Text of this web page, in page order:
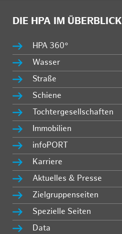
DIE HPA IM ÜBERBLICK
HPA 360°
Wasser
Straße
Schiene
Tochtergesellschaften
Immobilien
infoPORT
Karriere
Aktuelles & Presse
Zielgruppenseiten
Spezielle Seiten
Data